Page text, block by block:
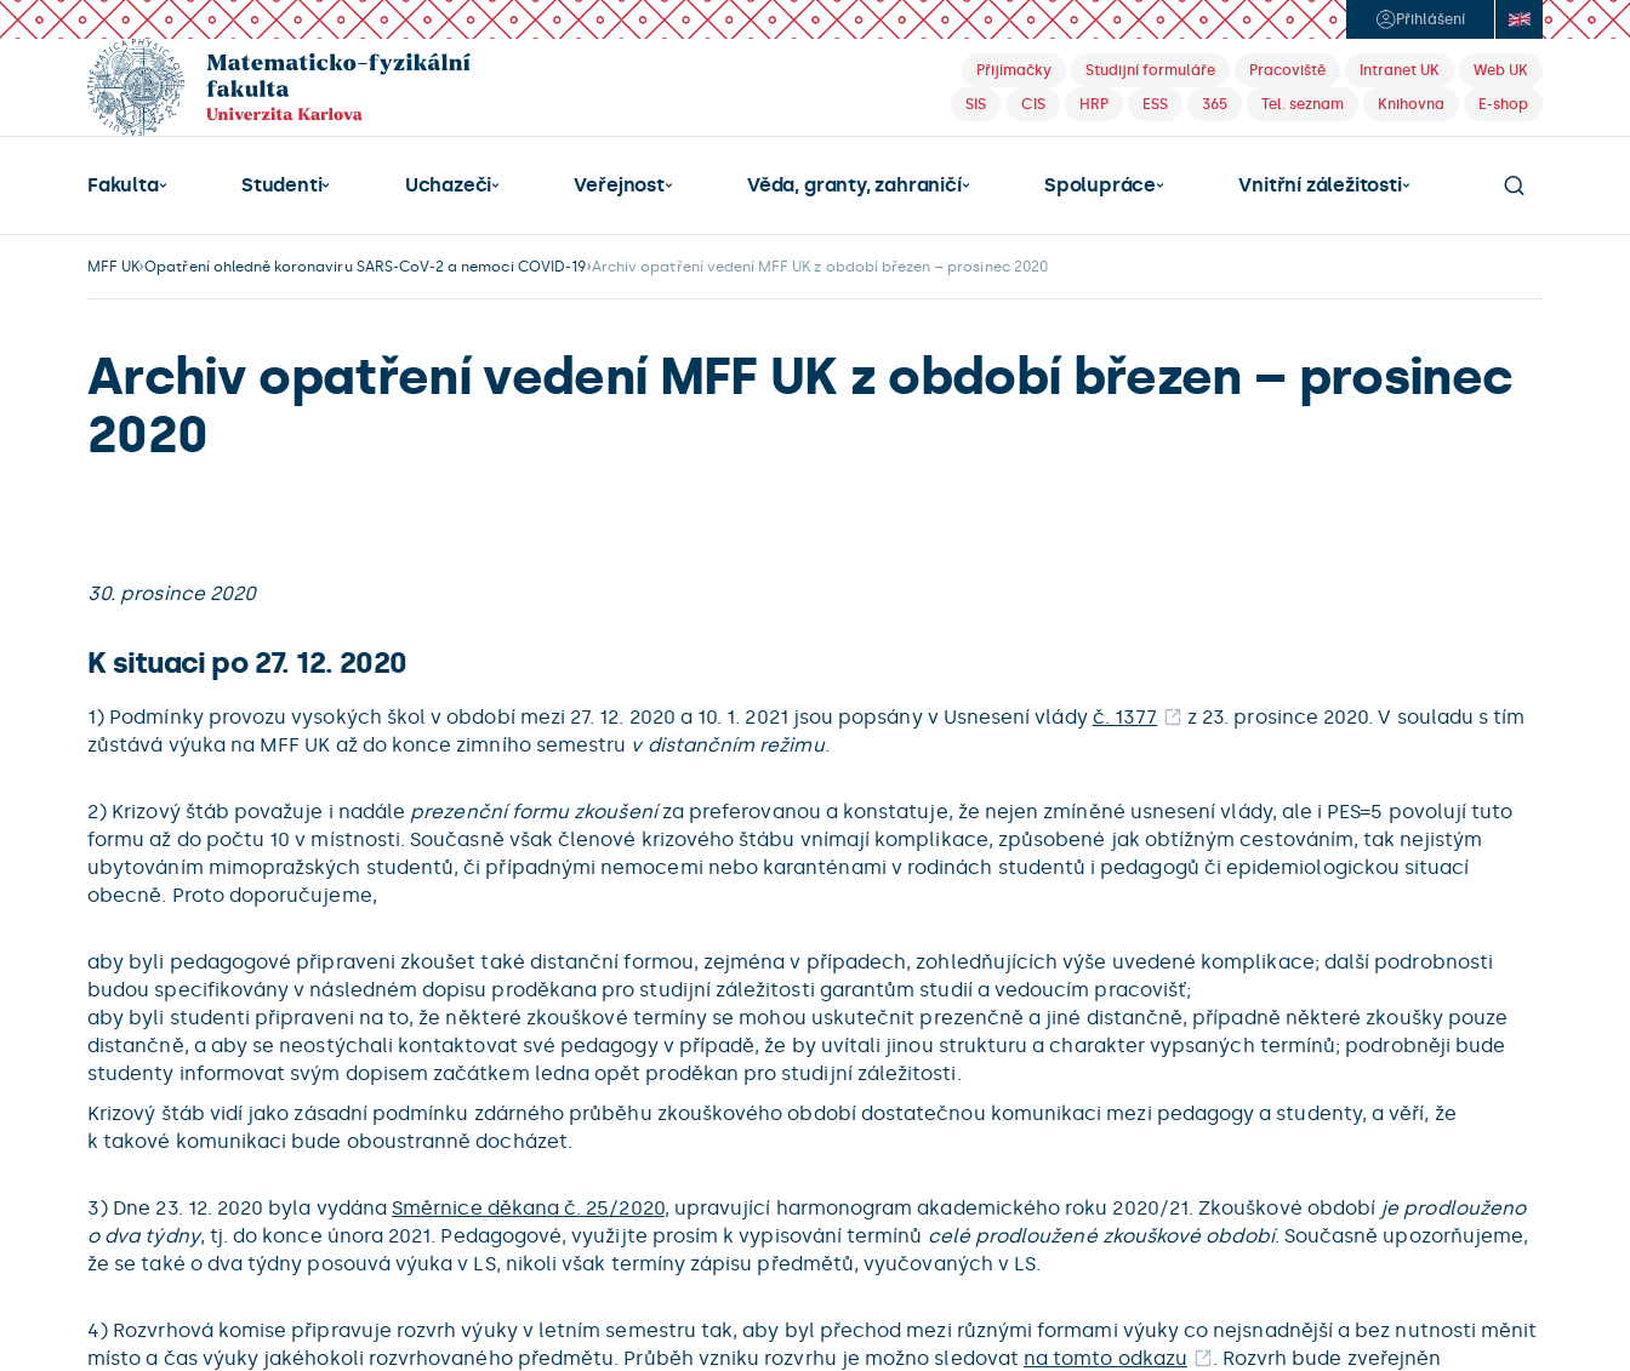
Přihlášení
Přijímačky Studijní formuláře Pracoviště Intranet UK
Web UK
SIS
CIS HRP ESS 365 Tel. seznam Knihovna E-shop
Fakulta Studenti Uchazeči Veřejnost Věda, granty, zahraničí Spolupráce Vnitřní záležitosti
MFF UK Opatření ohledně koronaviru SARS-CoV-2 a nemoci COVID-19 Archiv opatření vedení MFF UK z období březen – prosinec 2020
Archiv opatření vedení MFF UK z období březen – prosinec
2020
30. prosince 2020
K situaci po 27. 12. 2020
1) Podmínky provozu vysokých škol v období mezi 27. 12. 2020 a 10. 1. 2021 jsou popsány v Usnesení vlády č. 1377
z 23. prosince 2020. V souladu s tím
zůstává výuka na MFF UK až do konce zimního semestru v distančním režimu.
2) Krizový štáb považuje i nadále prezenční formu zkoušeníza preferovanou a konstatuje, že nejen zmíněné usnesení vlády, ale i PES=5 povolují tuto
formu až do počtu 10 v místnosti. Současně však členové krizového štábu vnímají komplikace, způsobené jak obtížným cestováním, tak nejistým
ubytováním mimopražských studentů, či případnými nemocemi nebo karanténami v rodinách studentů i pedagogů či epidemiologickou situací
obecně. Proto doporučujeme,
aby byli pedagogové připraveni zkoušet také distanční formou, zejména v případech, zohledňujících výše uvedené komplikace; další podrobnosti
budou specifikovány v následném dopisu proděkana pro studijní záležitosti garantům studií a vedoucím pracovišť;
aby byli studenti připraveni na to, že některé zkouškové termíny se mohou uskutečnit prezenčně a jiné distančně, případně některé zkoušky pouze
distančně, a aby se neostýchali kontaktovat své pedagogy v případě, že by uvítali jinou strukturu a charakter vypsaných termínů; podrobněji bude
studenty informovat svým dopisem začátkem ledna opět proděkan pro studijní záležitosti.
Krizový štáb vidí jako zásadní podmínku zdárného průběhu zkouškového období dostatečnou komunikaci mezi pedagogy a studenty, a věří, že
k takové komunikaci bude oboustranně docházet.
3) Dne 23. 12. 2020 byla vydánaSměrnice děkana č. 25/2020, upravující harmonogram akademického roku 2020/21. Zkouškové období je prodlouženo
o dva týdny, tj. do konce února 2021. Pedagogové, využijte prosím k vypisování termínů celé prodloužené zkouškové období. Současně upozorňujeme,
že se také o dva týdny posouvá výuka v LS, nikoli však termíny zápisu předmětů, vyučovaných v LS.
4) Rozvrhová komise připravuje rozvrh výuky v letním semestru tak, aby byl přechod mezi různými formami výuky co nejsnadnější a bez nutnosti měnit
místo a čas výuky jakéhokoli rozvrhovaného předmětu. Průběh vzniku rozvrhu je možno sledovat na tomto odkazu
. Rozvrh bude zveřejněn